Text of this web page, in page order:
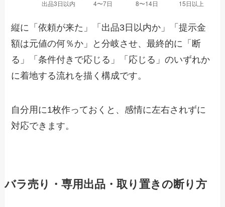
縦に「依頼が来た」「出品3日以内か」「提示金
額は元値の何％か」と分岐させ、最終的に「断
る」「条件付きで応じる」「応じる」のいずれか
に着地する流れを描く構成です。
自分用に1枚作っておくと、感情に左右されずに
対応できます。
バラ売り・専用出品・取り置きの断り方